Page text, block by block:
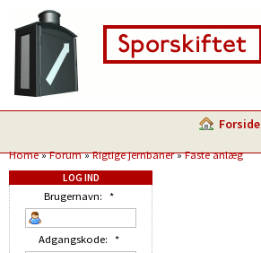
Forside
Home»Forum»Rigtige jernbaner»Faste anlæg
LOG IND
Brugernavn: *
Adgangskode: *